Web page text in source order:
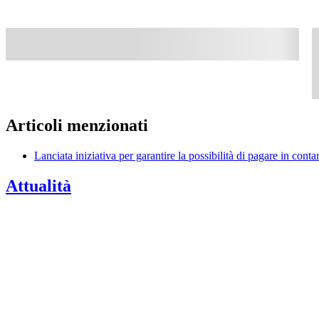
Articoli menzionati
Lanciata iniziativa per garantire la possibilità di pagare in
Attualità